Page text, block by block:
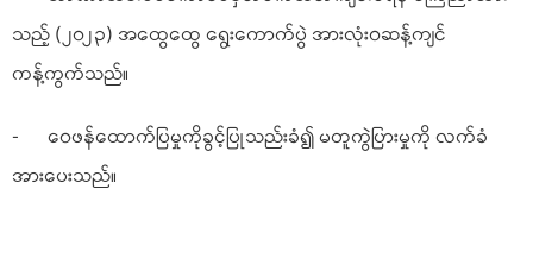
သည့် (၂၀၂၃) အထွေထွေ ရွေးကောက်ပွဲ အားလုံးဝဆန့်ကျင်
ကန့်ကွက်သည်။
- ဝေဖန်ထောက်ပြမှုကိုခွင့်ပြုသည်းခံ၍ မတူကွဲပြားမှုကို လက်ခံ
အားပေးသည်။